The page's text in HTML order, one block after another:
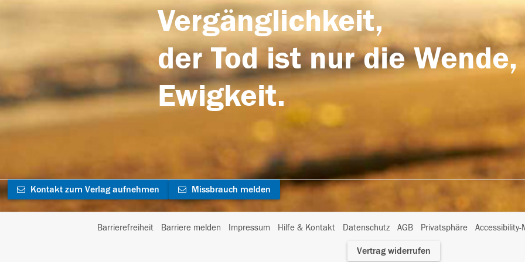
Vergänglichkeit,
der Tod ist nur die
Ewigkeit.
Kontakt zum Verlag aufnehmen Missbrauch melden
Barrierefreiheit Barriere melden Impressum Hilfe & Kontakt Datenschutz AGB Privatsphäre
I
Vertrag widerrufen